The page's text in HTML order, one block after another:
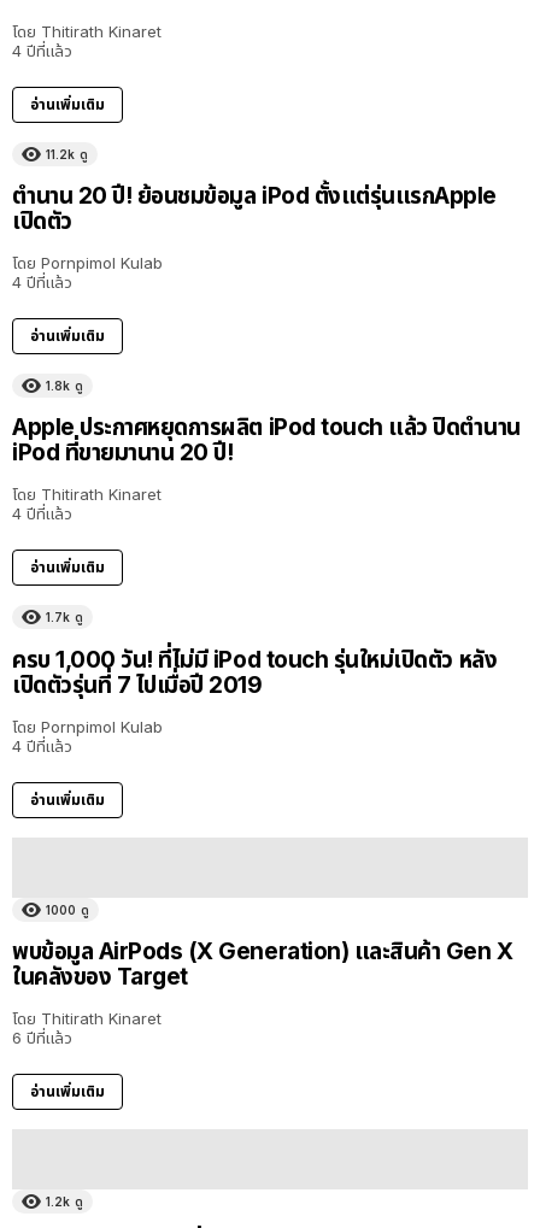
โดย Thitirath Kinaret
4 ปีที่แล้ว
อ่านเพิ่มเติม
11.2k ดู
ตำนาน 20 ปี! ย้อนชมข้อมูล iPod ตั้งแต่รุ่นแรกApple
เปิดตัว
โดย Pornpimol Kulab
4 ปีที่แล้ว
อ่านเพิ่มเติม
1.8k ดู
Apple ประกาศหยุดการผลิต iPod touch แล้ว ปิดตำนาน
iPod ที่ขายมานาน 20 ปี!
โดย Thitirath Kinaret
4 ปีที่แล้ว
อ่านเพิ่มเติม
1.7k ดู
ครบ 1,000 วัน! ที่ไม่มี iPod touch รุ่นใหม่เปิดตัว หลัง
เปิดตัวรุ่นที่ 7 ไปเมื่อปี 2019
โดย Pornpimol Kulab
4 ปีที่แล้ว
อ่านเพิ่มเติม
1000 ดู
พบข้อมูล AirPods (X Generation) และสินค้า Gen X
ในคลังของ Target
โดย Thitirath Kinaret
6 ปีที่แล้ว
อ่านเพิ่มเติม
1.2k ดู